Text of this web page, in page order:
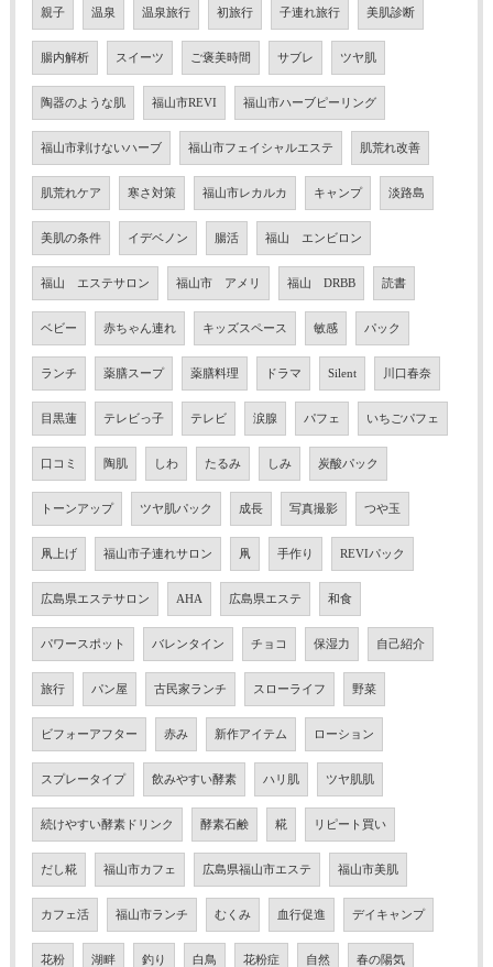
親子 温泉 温泉旅行 初旅行 子連れ旅行 美肌診断
腸内解析 スイーツ ご褒美時間 サブレ ツヤ肌
陶器のような肌 福山市REVI 福山市ハーブピーリング
福山市剥けないハーブ 福山市フェイシャルエステ 肌荒れ改善
肌荒れケア 寒さ対策 福山市レカルカ キャンプ 淡路島
美肌の条件 イデベノン 腸活 福山 エンビロン
福山 エステサロン 福山市 アメリ 福山 DRBB 読書
ベビー 赤ちゃん連れ キッズスペース 敏感 パック
ランチ 薬膳スープ 薬膳料理 ドラマ Silent 川口春奈
目黒蓮 テレビっ子 テレビ 涙腺 パフェ いちごパフェ
口コミ 陶肌 しわ たるみ しみ 炭酸パック
トーンアップ ツヤ肌パック 成長 写真撮影 つや玉
凧上げ 福山市子連れサロン 凧 手作り REVIパック
広島県エステサロン AHA 広島県エステ 和食
パワースポット バレンタイン チョコ 保湿力 自己紹介
旅行 パン屋 古民家ランチ スローライフ 野菜
ビフォーアフター 赤み 新作アイテム ローション
スプレータイプ 飲みやすい酵素 ハリ肌 ツヤ肌肌
続けやすい酵素ドリンク 酵素石鹸 糀 リピート買い
だし糀 福山市カフェ 広島県福山市エステ 福山市美肌
カフェ活 福山市ランチ むくみ 血行促進 デイキャンプ
花粉 湖畔 釣り 白鳥 花粉症 自然 春の陽気